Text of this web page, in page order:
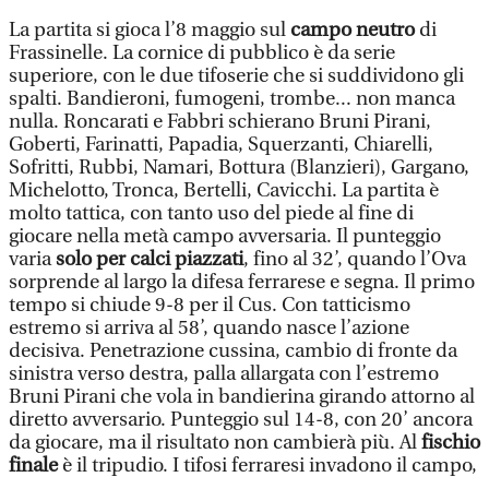
La partita si gioca l’8 maggio sul campo neutrodi
Frassinelle. La cornice di pubblico è da serie
superiore, con le due tifoserie che si suddividono gli
spalti. Bandieroni, fumogeni, trombe... non manca
nulla. Roncarati e Fabbri schierano Bruni Pirani,
Goberti, Farinatti, Papadia, Squerzanti, Chiarelli,
Sofritti, Rubbi, Namari, Bottura (Blanzieri), Gargano,
Michelotto, Tronca, Bertelli, Cavicchi. La partita è
molto tattica, con tanto uso del piede al fine di
giocare nella metà campo avversaria. Il punteggio
variasolo per calci piazzati, fino al 32’, quando l’Ova
sorprende al largo la difesa ferrarese e segna. Il primo
tempo si chiude 9-8 per il Cus. Con tatticismo
estremo si arriva al 58’, quando nasce l’azione
decisiva. Penetrazione cussina, cambio di fronte da
sinistra verso destra, palla allargata con l’estremo
Bruni Pirani che vola in bandierina girando attorno al
diretto avversario. Punteggio sul 14-8, con 20’ ancora
da giocare, ma il risultato non cambierà più. Alfischio
finaleè il tripudio. I tifosi ferraresi invadono il campo,